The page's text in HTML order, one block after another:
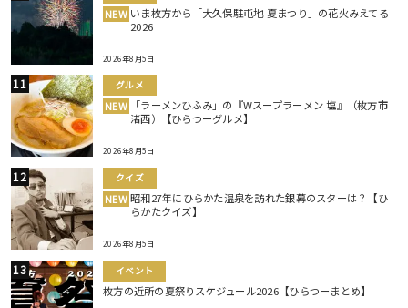
NEW いま枚方から「大久保駐屯地 夏まつり」の花火みえてる
2026
2026年8月5日
グルメ
NEW
「ラーメンひふみ」の『Wスープラーメン 塩』（枚方市
渚西）【ひらつーグルメ】
2026年8月5日
クイズ
NEW 昭和27年にひらかた温泉を訪れた銀幕のスターは？【ひ
らかたクイズ】
2026年8月5日
イベント
枚方の近所の夏祭りスケジュール2026【ひらつーまとめ】